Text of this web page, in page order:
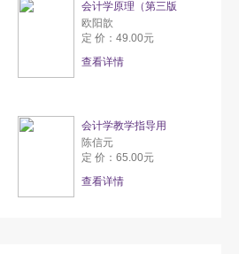
会计学原理（第三版
欧阳歆
定 价：49.00元
查看详情
会计学教学指导用
陈信元
定 价：65.00元
查看详情